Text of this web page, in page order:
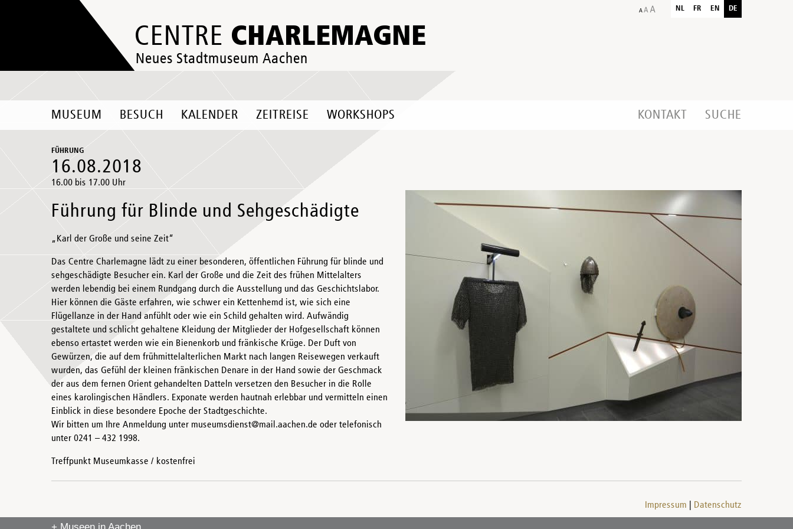
CENTRE CHARLEMAGNE
Neues Stadtmuseum Aachen
NL FR EN DE
MUSEUM BESUCH KALENDER ZEITREISE WORKSHOPS KONTAKT SUCHE
FÜHRUNG
16.08.2018
16.00 bis 17.00 Uhr
Führung für Blinde und Sehgeschädigte
„Karl der Große und seine Zeit“
Das Centre Charlemagne lädt zu einer besonderen, öffentlichen Führung für blinde und
sehgeschädigte Besucher ein. Karl der Große und die Zeit des frühen Mittelalters
werden lebendig bei einem Rundgang durch die Ausstellung und das Geschichtslabor.
Hier können die Gäste erfahren, wie schwer ein Kettenhemd ist, wie sich eine
Flügellanze in der Hand anfühlt oder wie ein Schild gehalten wird. Aufwändig
gestaltete und schlicht gehaltene Kleidung der Mitglieder der Hofgesellschaft können
ebenso ertastet werden wie ein Bienenkorb und fränkische Krüge. Der Duft von
Gewürzen, die auf dem frühmittelalterlichen Markt nach langen Reisewegen verkauft
wurden, das Gefühl der kleinen fränkischen Denare in der Hand sowie der Geschmack
der aus dem fernen Orient gehandelten Datteln versetzen den Besucher in die Rolle
eines karolingischen Händlers. Exponate werden hautnah erlebbar und vermitteln einen
Einblick in diese besondere Epoche der Stadtgeschichte.
Wir bitten um Ihre Anmeldung unter museumsdienst@mail.aachen.de oder telefonisch
unter 0241 – 432 1998.
Treffpunkt Museumkasse / kostenfrei
Impressum Datenschutz